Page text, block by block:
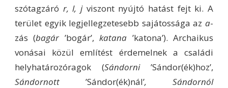
szótagzáró r, l, jviszont nyújtó hatást fejt ki. A
terület egyik legjellegzetesebb sajátossága az a-
zás (bagár ’bogár’, katana ’katona’). Archaikus
vonásai közül említést érdemelnek a családi
helyhatározóragok (Sándorni ’Sándor(ék)hoz’,
Sándornott ’Sándor(ék)nál’, Sándornól